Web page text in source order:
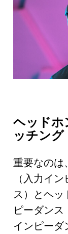
ヘッドホ
ッチング
重要なのは
（入力イ
ス）とヘッ
ピーダン
インピーダ